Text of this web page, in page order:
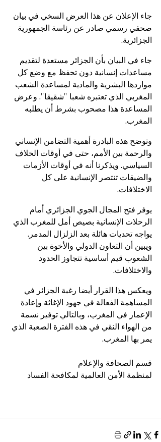
جاء الإعلان عن هذا العرض السخي في بيان
صحفي رسمي صادر عن رئاسة الجمهورية
الجزائرية.
جاء في البيان بأن الجزائر مستعدة لتقديم
مساعدات إنسانية دون تحفظ مع وضع كل
مواردها البشرية والمادية لمساعدة الشعب
المغربي الذي تعتبره شعبا "شقيقا". وعرض
المساعدة هذا مصحوب بشرط أن يطلبه
المغرب.
وتوضح هذه البادرة أهمية التضامن الإنساني
والرحمة بين الأمم، حتى في أوقات الخلاف
السياسي. ويذكرنا أنه في أوقات الأزمات
والضيقات تنتصر الإنسانية على كل
الاختلافات.
يوفر فتح المجال الجوي الجزائري أمام
الرحلات الإنسانية بصيص أمل للمغرب الذي
يواجه تحديات هائلة بعد الزلزال المدمر.
ويبين أن التعاون الدولي والأخوة بين
الشعوب قيم أساسية تتجاوز الحدود
والاختلافات.
ويعكس هذا القرار أيضا رغبة الجزائر في
المساهمة الفعالة في جهود الإغاثة وإعادة
الإعمار في المغرب، وبالتالي توفير نسمة
من الهواء النقي في هذه الفترة الصعبة الذي
يمر بها المغرب.
قسم الصحافة والإعلام
لمنظمة الأمن العالمية لمكافحة الفساد